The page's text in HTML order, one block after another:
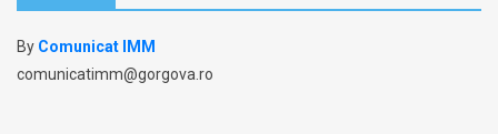
By Comunicat IMM
comunicatimm@gorgova.ro